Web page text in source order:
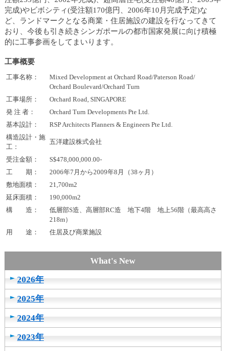
動
し
ま
す
完成)やビボシティ(受注額170億円、2006年10月完成予定)な
ど、ランドマークとなる商業・住居施設の建設を行なってきて
おり、今後も引き続きシンガポールの都市国家発展に向け積極
的に工事参画をしてまいります。
工事概要
工事名称：
Mixed Development at Orchard Road/Paterson Road/
Orchard Boulevard/Orchard Turn
工事場所：
Orchard Road, SINGAPORE
発 注 者：
Orchard Turn Developments Pte Ltd.
基本設計：
RSP Architects Planners & Engineers Pte Ltd.
構造設計・施
工：
五洋建設株式会社
受注金額：
S$478,000,000.00-
工 期：
2006年7月から2009年8月（38ヶ月）
敷地面積：
21,700m2
延床面積：
190,000m2
構 造：
低層部S造、高層部RC造 地下4階 地上56階（最高高さ
218m）
用 途：
住居及び商業施設
2026年
2025年
2024年
2023年